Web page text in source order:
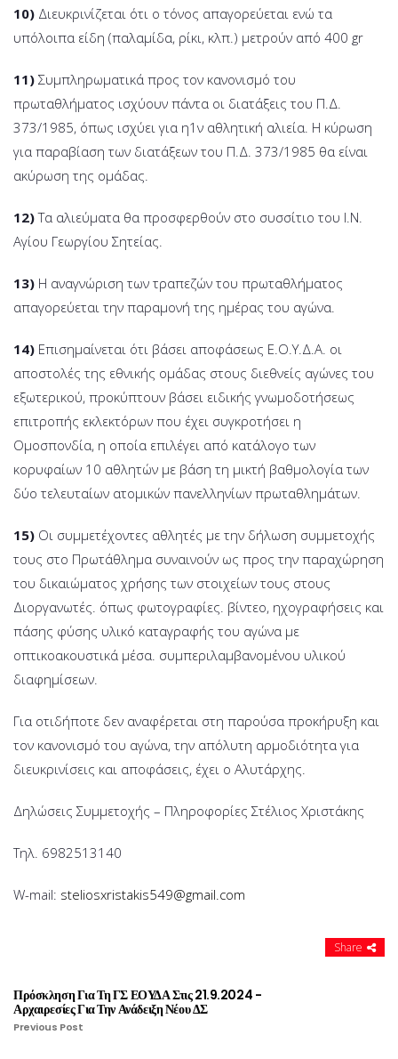
10) Διευκρινίζεται ότι ο τόνος απαγορεύεται ενώ τα
υπόλοιπα είδη (παλαμίδα, ρίκι, κλπ.) μετρούν από 400 gr
11) Συμπληρωματικά προς τον κανονισμό του
πρωταθλήματος ισχύουν πάντα οι διατάξεις του Π.Δ.
373/1985, όπως ισχύει για η1ν αθλητική αλιεία. Η κύρωση
για παραβίαση των διατάξεων του Π.Δ. 373/1985 θα είναι
ακύρωση της ομάδας.
12)Τα αλιεύματα θα προσφερθούν στο συσσίτιο του Ι.Ν.
Αγίου Γεωργίου Σητείας.
13) Η αναγνώριση των τραπεζών του πρωταθλήματος
απαγορεύεται την παραμονή της ημέρας του αγώνα.
14) Επισημαίνεται ότι βάσει αποφάσεως Ε.Ο.Υ.Δ.Α. οι
αποστολές της εθνικής ομάδας στους διεθνείς αγώνες του
εξωτερικού, προκύπτουν βάσει ειδικής γνωμοδοτήσεως
επιτροπής εκλεκτόρων που έχει συγκροτήσει η
Ομοσπονδία, η οποία επιλέγει από κατάλογο των
κορυφαίων 10 αθλητών με βάση τη μικτή βαθμολογία των
δύο τελευταίων ατομικών πανελληνίων πρωταθλημάτων.
15) Οι συμμετέχοντες αθλητές με την δήλωση συμμετοχής
τους στο Πρωτάθλημα συναινούν ως προς την παραχώρηση
του δικαιώματος χρήσης των στοιχείων τους στους
Διοργανωτές. όπως φωτογραφίες. βίντεο, ηχογραφήσεις και
πάσης φύσης υλικό καταγραφής του αγώνα με
οπτικοακουστικά μέσα. συμπεριλαμβανομένου υλικού
διαφημίσεων.
Για οτιδήποτε δεν αναφέρεται στη παρούσα προκήρυξη και
τον κανονισμό του αγώνα, την απόλυτη αρμοδιότητα για
διευκρινίσεις και αποφάσεις, έχει ο Αλυτάρχης.
Δηλώσεις Συμμετοχής – Πληροφορίες Στέλιος Χριστάκης
Τηλ. 6982513140
W-mail: steliosxristakis549@gmail.com
Share
Πρόσκληση Για Τη ΓΣ ΕΟΥΔΑ Στις 21.9.2024 -
Αρχαιρεσίες Για Την Ανάδειξη Νέου ΔΣ
Previous Post